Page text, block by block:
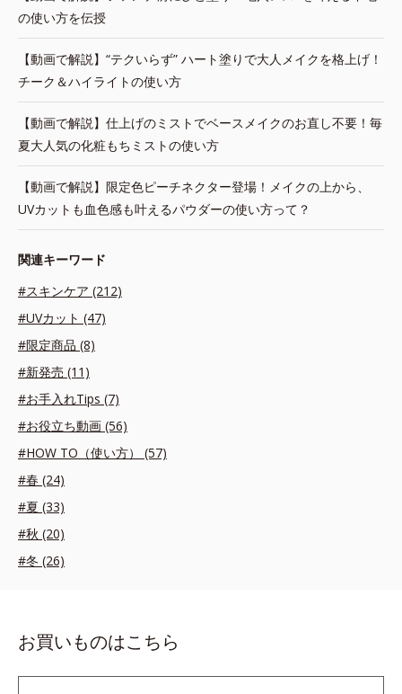
の使い方を伝授
【動画で解説】“テクいらず” ハート塗りで大人メイクを格上げ！
チーク＆ハイライトの使い方
【動画で解説】仕上げのミストでベースメイクのお直し不要！毎
夏大人気の化粧もちミストの使い方
【動画で解説】限定色ピーチネクター登場！メイクの上から、
UVカットも血色感も叶えるパウダーの使い方って？
関連キーワード
#スキンケア (212)
#UVカット (47)
#限定商品 (8)
#新発売 (11)
#お手入れTips (7)
#お役立ち動画 (56)
#HOW TO（使い方） (57)
#春 (24)
#夏 (33)
#秋 (20)
#冬 (26)
お買いものはこちら